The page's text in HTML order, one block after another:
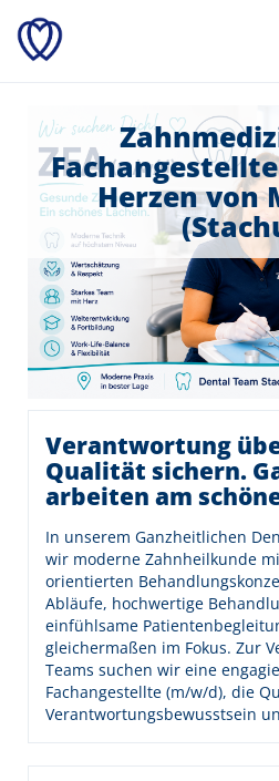
Herzen von
Verantwortung
Qualität sichern.
arbeiten am
In unserem Ganzheitlichen
wir moderne Zahnheilkunde
orientierten
Abläufe, hochwertige
einfühlsame
gleichermaßen im Fokus. Zur
Teams suchen wir eine
Fachangestellte (m/w/d), die
Verantwortungsbewusstsein